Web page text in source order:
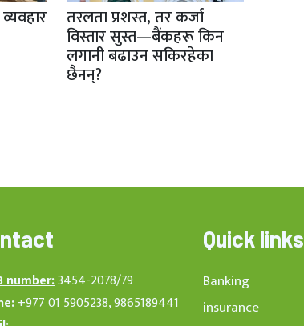
तरलता प्रशस्त, तर कर्जा
विस्तार सुस्त—बैंकहरू किन
लगानी बढाउन सकिरहेका
छैनन्?
number:3454-2078/79
+977 01 5905238, 9865189441
Quick links
Banking
insurance